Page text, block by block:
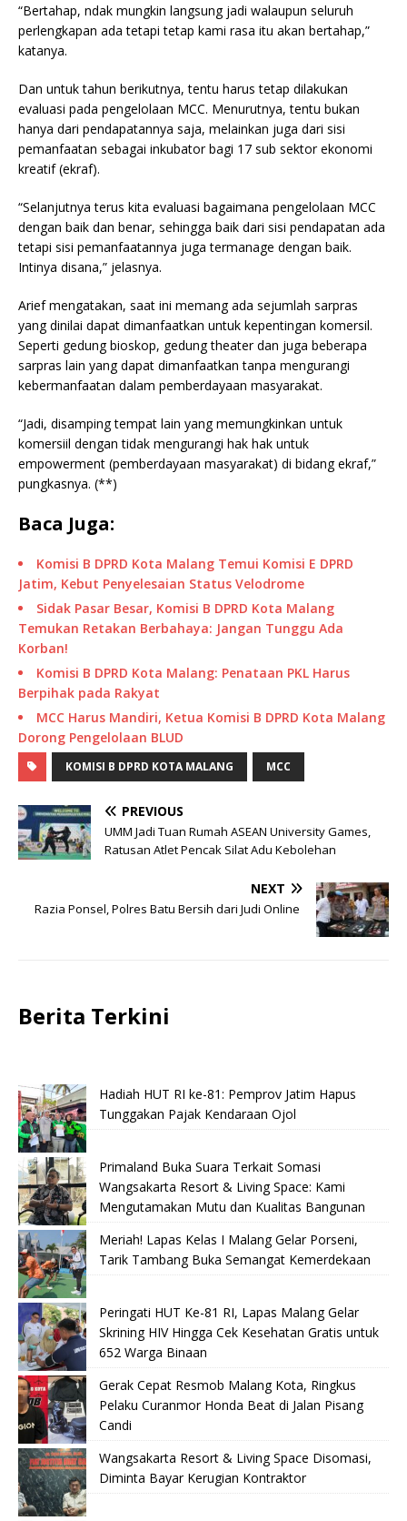
“Bertahap, ndak mungkin langsung jadi walaupun seluruh
perlengkapan ada tetapi tetap kami rasa itu akan bertahap,”
katanya.
Dan untuk tahun berikutnya, tentu harus tetap dilakukan
evaluasi pada pengelolaan MCC. Menurutnya, tentu bukan
hanya dari pendapatannya saja, melainkan juga dari sisi
pemanfaatan sebagai inkubator bagi 17 sub sektor ekonomi
kreatif (ekraf).
“Selanjutnya terus kita evaluasi bagaimana pengelolaan MCC
dengan baik dan benar, sehingga baik dari sisi pendapatan ada
tetapi sisi pemanfaatannya juga termanage dengan baik.
Intinya disana,” jelasnya.
Arief mengatakan, saat ini memang ada sejumlah sarpras
yang dinilai dapat dimanfaatkan untuk kepentingan komersil.
Seperti gedung bioskop, gedung theater dan juga beberapa
sarpras lain yang dapat dimanfaatkan tanpa mengurangi
kebermanfaatan dalam pemberdayaan masyarakat.
“Jadi, disamping tempat lain yang memungkinkan untuk
komersiil dengan tidak mengurangi hak hak untuk
empowerment (pemberdayaan masyarakat) di bidang ekraf,”
pungkasnya. (**)
Baca Juga:
Komisi B DPRD Kota Malang Temui Komisi E DPRD
Jatim, Kebut Penyelesaian Status Velodrome
Sidak Pasar Besar, Komisi B DPRD Kota Malang
Temukan Retakan Berbahaya: Jangan Tunggu Ada
Korban!
Komisi B DPRD Kota Malang: Penataan PKL Harus
Berpihak pada Rakyat
MCC Harus Mandiri, Ketua Komisi B DPRD Kota Malang
Dorong Pengelolaan BLUD
KOMISI B DPRD KOTA MALANG MCC
PREVIOUS
UMM Jadi Tuan Rumah ASEAN University Games,
Ratusan Atlet Pencak Silat Adu Kebolehan
NEXT
Razia Ponsel, Polres Batu Bersih dari Judi Online
Berita Terkini
Hadiah HUT RI ke-81: Pemprov Jatim Hapus
Tunggakan Pajak Kendaraan Ojol
Primaland Buka Suara Terkait Somasi
Wangsakarta Resort & Living Space: Kami
Mengutamakan Mutu dan Kualitas Bangunan
Meriah! Lapas Kelas I Malang Gelar Porseni,
Tarik Tambang Buka Semangat Kemerdekaan
Peringati HUT Ke-81 RI, Lapas Malang Gelar
Skrining HIV Hingga Cek Kesehatan Gratis untuk
652 Warga Binaan
Gerak Cepat Resmob Malang Kota, Ringkus
Pelaku Curanmor Honda Beat di Jalan Pisang
Candi
Wangsakarta Resort & Living Space Disomasi,
Diminta Bayar Kerugian Kontraktor